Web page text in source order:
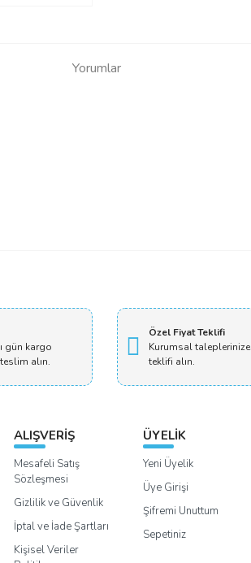
Yorumlar
gün kargo
alın.
Özel Fiyat Teklifi
Kurumsal
teklifi alın.
ALIŞVERİŞ
Mesafeli Satış
Sözleşmesi
Gizlilik ve Güvenlik
İptal ve İade Şartları
Kişisel Veriler
ÜYELİK
Yeni Üyelik
Üye Girişi
Şifremi Unuttum
Sepetiniz